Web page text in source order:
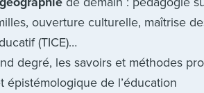
ouverture culturelle, maîtrise
(TICE)…
degré, les savoirs et méthodes
épistémologique de l’éducation